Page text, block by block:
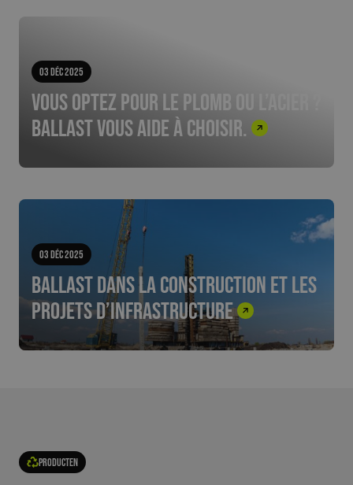
03 Déc 2025
Vous optez pour le plomb ou l’acier ?
Ballast vous aide à choisir.
03 Déc 2025
Ballast dans la construction et les
projets d’infrastructure
Producten